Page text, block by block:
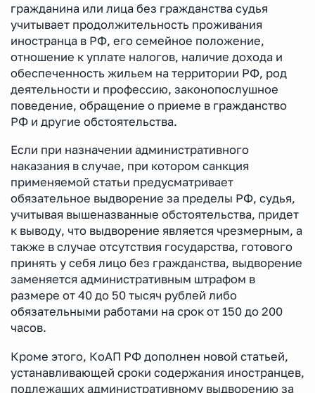
гражданина или лица без гражданства судья
учитывает продолжительность проживания
иностранца в РФ, его семейное положение,
отношение к уплате налогов, наличие дохода и
обеспеченность жильем на территории РФ, род
деятельности и профессию, законопослушное
поведение, обращение о приеме в гражданство
РФ и другие обстоятельства.
Если при назначении административного
наказания в случае, при котором санкция
применяемой статьи предусматривает
обязательное выдворение за пределы РФ, судья,
учитывая вышеназванные обстоятельства, придет
к выводу, что выдворение является чрезмерным, а
также в случае отсутствия государства, готового
принять у себя лицо без гражданства, выдворение
заменяется административным штрафом в
размере от 40 до 50 тысяч рублей либо
обязательными работами на срок от 150 до 200
часов.
Кроме этого, КоАП РФ дополнен новой статьей,
устанавливающей сроки содержания иностранцев,
подлежащих административному выдворению за